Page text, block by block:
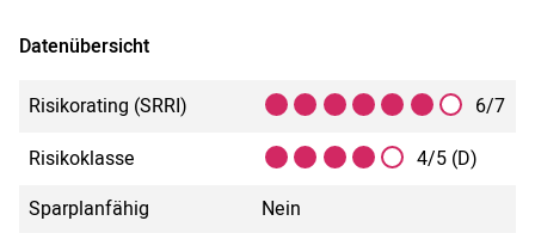
Datenübersicht
Risikorating (SRRI)
6/7
Risikoklasse
4/5 (D)
Sparplanfähig
Nein